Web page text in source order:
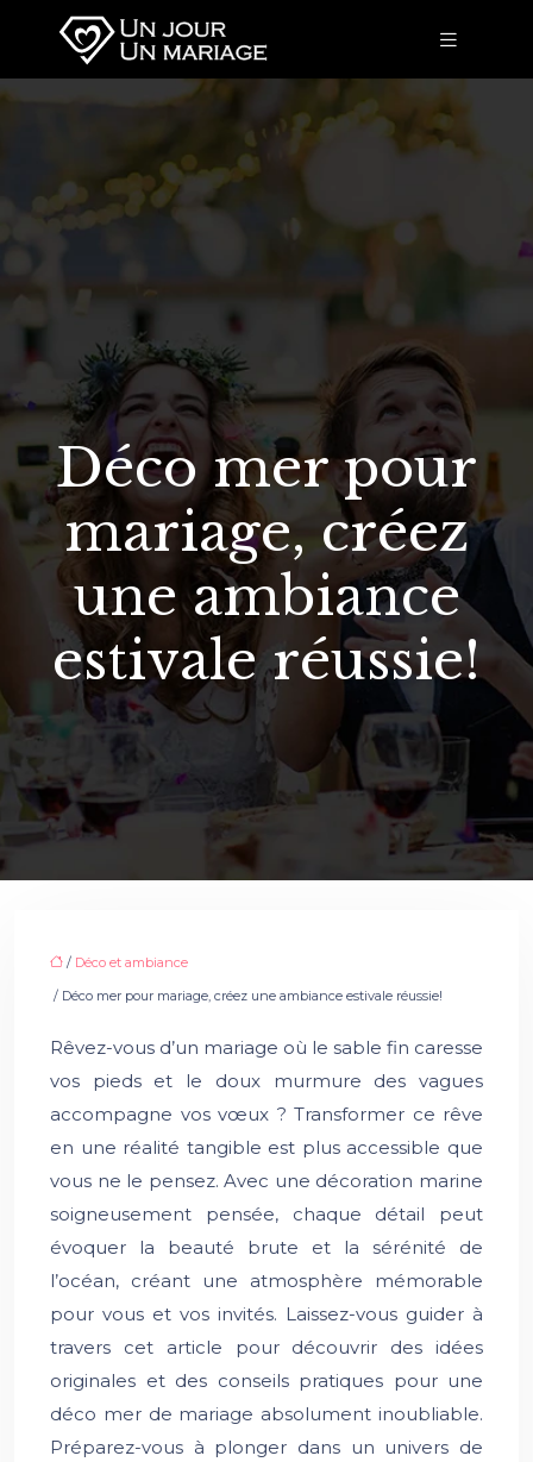
Déco mer pour
mariage, créez
une ambiance
estivale réussie!
/ Déco et ambiance
/ Déco mer pour mariage, créez une ambiance estivale réussie!
Rêvez-vous d’un mariage où le sable fin caresse
vos pieds et le doux murmure des vagues
accompagne vos vœux ? Transformer ce rêve
en une réalité tangible est plus accessible que
vous ne le pensez. Avec une décoration marine
soigneusement pensée, chaque détail peut
évoquer la beauté brute et la sérénité de
l’océan, créant une atmosphère mémorable
pour vous et vos invités. Laissez-vous guider à
travers cet article pour découvrir des idées
originales et des conseils pratiques pour une
déco mer de mariage absolument inoubliable.
Préparez-vous à plonger dans un univers de